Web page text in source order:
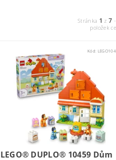
Stránka 1 z 7 -
položek
Kód:
LEGO® DUPLO® 10459 Dům